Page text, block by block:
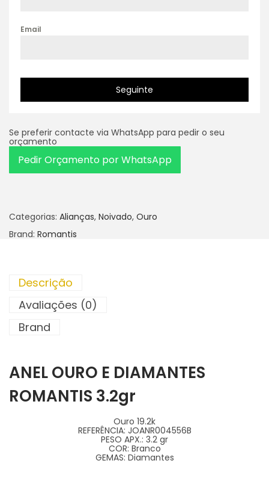
Email
Seguinte
Se preferir contacte via WhatsApp para pedir o seu
orçamento
Pedir Orçamento por WhatsApp
Categorias: Alianças, Noivado, Ouro
Brand: Romantis
Descrição
Avaliações (0)
Brand
ANEL OURO E DIAMANTES
ROMANTIS 3.2gr
Ouro 19.2k
REFERÊNCIA: JOANR004556B
PESO APX.: 3.2 gr
COR: Branco
GEMAS: Diamantes